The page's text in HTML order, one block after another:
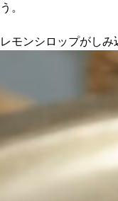
う。
レモンシロップがし